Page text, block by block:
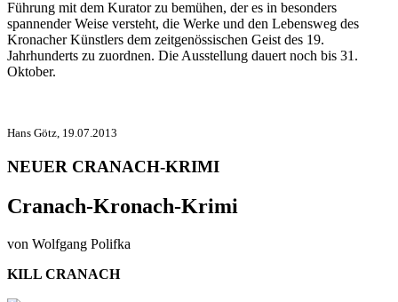
Führung mit dem Kurator zu bemühen, der es in besonders
spannender Weise versteht, die Werke und den Lebensweg des
Kronacher Künstlers dem zeitgenössischen Geist des 19.
Jahrhunderts zu zuordnen. Die Ausstellung dauert noch bis 31.
Oktober.
Hans Götz, 19.07.2013
NEUER CRANACH-KRIMI
Cranach-Kronach-Krimi
von Wolfgang Polifka
KILL CRANACH